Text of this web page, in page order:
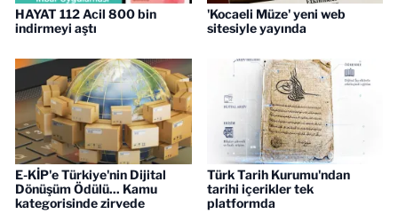
HAYAT 112 Acil 800 bin
indirmeyi aştı
'Kocaeli Müze' yeni web
sitesiyle yayında
E-KİP'e Türkiye'nin Dijital
Dönüşüm Ödülü... Kamu
kategorisinde zirvede
Türk Tarih Kurumu'ndan
tarihi içerikler tek
platformda